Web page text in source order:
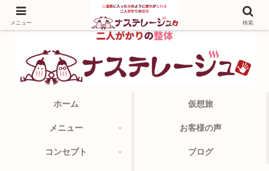
ホーム 仮想旅
メニュー お客様の声
コンセプト ブログ
メニュー 検索